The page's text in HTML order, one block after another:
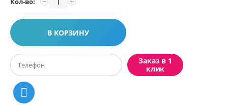
В КОРЗИНУ
Заказ в 1
клик